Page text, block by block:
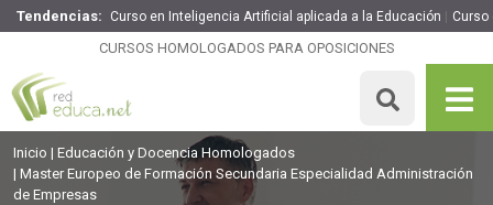
Tendencias: Curso en Inteligencia Artificial aplicada a la Educación Curso
CURSOS HOMOLOGADOS PARA OPOSICIONES
Master Europeo de Formación Secundaria Especialidad
Administración de Empresas
1500 H
Inicio
Educación y Docencia Homologados
Master Europeo de Formación Secundaria Especialidad Administración
de Empresas